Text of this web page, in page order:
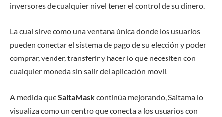
inversores de cualquier nivel tener el control de su dinero.
La cual sirve como una ventana única donde los usuarios
pueden conectar el sistema de pago de su elección y poder
comprar, vender, transferir y hacer lo que necesiten con
cualquier moneda sin salir del aplicación movil.
A medida queSaitaMaskcontinúa mejorando, Saitama lo
visualiza como un centro que conecta a los usuarios con